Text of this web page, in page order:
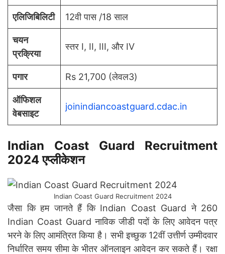
एलिजिबिलिटी 12वी पास /18 साल
चयन
प्रक्रिया
स्तर I, II, III, और IV
पगार Rs 21,700 (लेवल3)
ऑफिशल
वेबसाइट
joinindiancoastguard.cdac.in
Indian Coast Guard Recruitment
2024 एप्लीकेशन
Indian Coast Guard Recruitment 2024
जैसा कि हम जानते हैं कि Indian Coast Guard ने 260
Indian Coast Guard नाविक जीडी पदों के लिए आवेदन पत्र
भरने के लिए आमंत्रित किया है। सभी इच्छुक 12वीं उत्तीर्ण उम्मीदवार
निर्धारित समय सीमा के भीतर ऑनलाइन आवेदन कर सकते हैं। रक्षा